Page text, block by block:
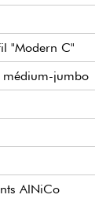
"Modern C"
médium-jumbo
AlNiCo